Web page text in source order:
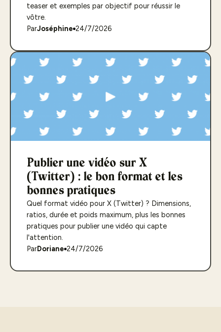
teaser et exemples par objectif pour réussir le
vôtre.
ParJoséphine 24/7/2026
Publier une vidéo sur X
(Twitter) : le bon format et les
bonnes pratiques
Quel format vidéo pour X (Twitter) ? Dimensions,
ratios, durée et poids maximum, plus les bonnes
pratiques pour publier une vidéo qui capte
l'attention.
ParDoriane 24/7/2026